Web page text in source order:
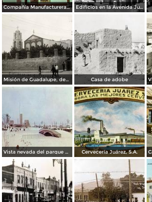
Compañía Manufacturera Plamex, en el cruce de Insurgentes y Paraguay Edificios en la Avenida Juárez
Misión de Guadalupe, depúes de la toma de Ciudad Juárez, durante la Revolución Mexicana Casa de adobe
Vista nevada del parque El Chamizal Cervecería Juárez, S.A.